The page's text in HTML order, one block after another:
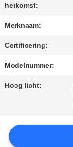
NIEUWS
VERZOEK
OM EEN
SITEMAP
herkomst:
Merknaam:
Certificering:
Modelnummer:
Hoog licht: